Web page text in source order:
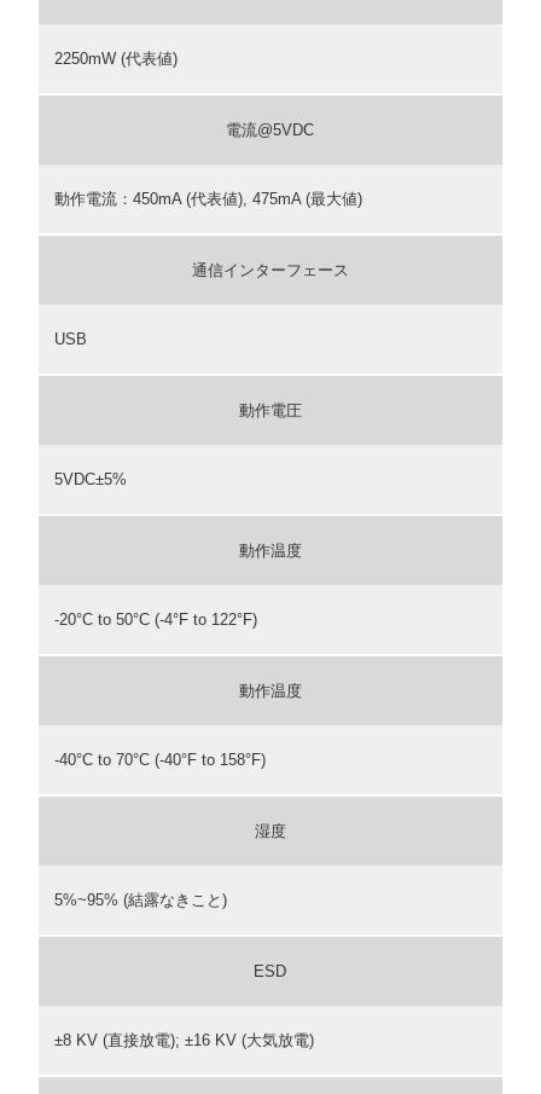
2250mW (代表値)
電流@5VDC
動作電流：450mA (代表値), 475mA (最大値)
通信インターフェース
USB
動作電圧
5VDC±5%
動作温度
-20°C to 50°C (-4°F to 122°F)
動作温度
-40°C to 70°C (-40°F to 158°F)
湿度
5%~95% (結露なきこと)
ESD
±8 KV (直接放電); ±16 KV (大気放電)